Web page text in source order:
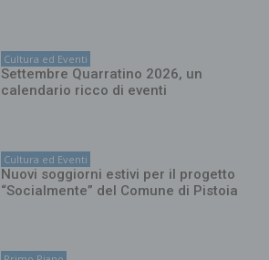
Cultura ed Eventi
Settembre Quarratino 2026, un
calendario ricco di eventi
Cultura ed Eventi
Nuovi soggiorni estivi per il progetto
“Socialmente” del Comune di Pistoia